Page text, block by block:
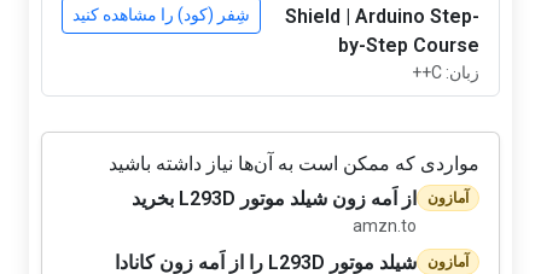
Shield | Arduino Step-
by-Step Course
زبان: C++
شِفر (کود) را مشاهده کنید
مواردی که ممکن است به آن‌ها نیاز داشته باشید
آمازون از اَمه زون شیلد موتور L293D بخرید
amzn.to
آمازون شیلد موتور L293D را از اَمه زون کانادا